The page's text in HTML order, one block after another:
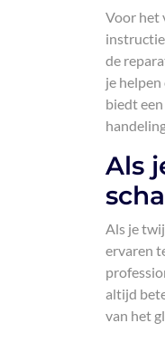
Voor het
de
je
biedt
Als
Als je
ervaren
altijd
van het